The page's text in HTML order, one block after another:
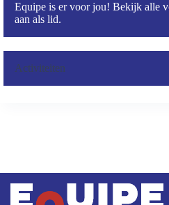
Equipe is er voor jou! Bekijk alle
aan als lid.
Activiteiten